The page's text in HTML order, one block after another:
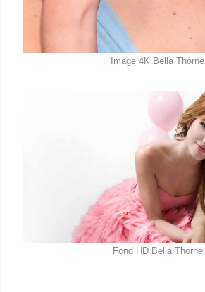
Image 4K Bella Thorne
Fond HD Bella Thorne